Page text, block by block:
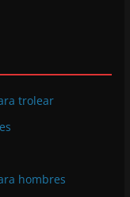
trolear
hombres